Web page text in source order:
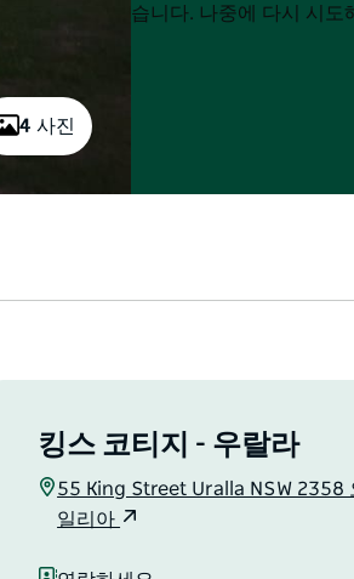
4 사진
List
List
습니다. 나중에 다시 시도
킹스 코티지 - 우랄라
55 King Street Uralla NSW 2358
일리아